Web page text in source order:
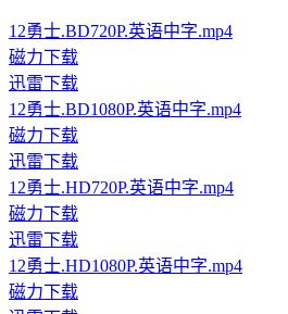
12勇士.BD720P.英语中字.mp4
磁力下载
迅雷下载
12勇士.BD1080P.英语中字.mp4
磁力下载
迅雷下载
12勇士.HD720P.英语中字.mp4
磁力下载
迅雷下载
12勇士.HD1080P.英语中字.mp4
磁力下载